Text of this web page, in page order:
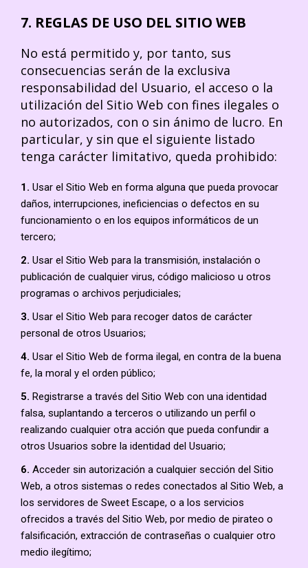
7. REGLAS DE USO DEL SITIO WEB
No está permitido y, por tanto, sus
consecuencias serán de la exclusiva
responsabilidad del Usuario, el acceso o la
utilización del Sitio Web con fines ilegales o
no autorizados, con o sin ánimo de lucro. En
particular, y sin que el siguiente listado
tenga carácter limitativo, queda prohibido:
1. Usar el Sitio Web en forma alguna que pueda provocar
daños, interrupciones, ineficiencias o defectos en su
funcionamiento o en los equipos informáticos de un
tercero;
2. Usar el Sitio Web para la transmisión, instalación o
publicación de cualquier virus, código malicioso u otros
programas o archivos perjudiciales;
3. Usar el Sitio Web para recoger datos de carácter
personal de otros Usuarios;
4. Usar el Sitio Web de forma ilegal, en contra de la buena
fe, la moral y el orden público;
5. Registrarse a través del Sitio Web con una identidad
falsa, suplantando a terceros o utilizando un perfil o
realizando cualquier otra acción que pueda confundir a
otros Usuarios sobre la identidad del Usuario;
6. Acceder sin autorización a cualquier sección del Sitio
Web, a otros sistemas o redes conectados al Sitio Web, a
los servidores de Sweet Escape, o a los servicios
ofrecidos a través del Sitio Web, por medio de pirateo o
falsificación, extracción de contraseñas o cualquier otro
medio ilegítimo;